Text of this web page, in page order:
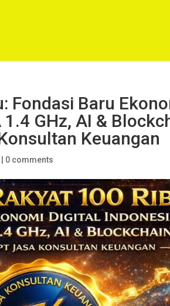
Fondasi Baru
GHz, AI &
Keuangan
0 comments